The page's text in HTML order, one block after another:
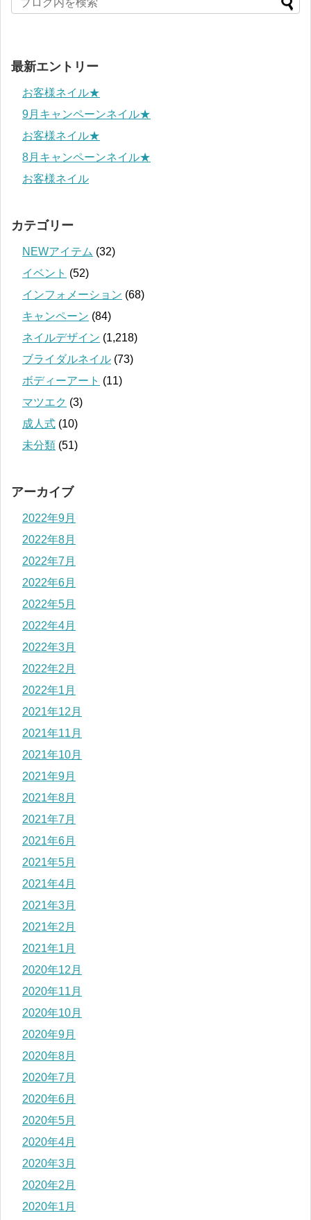
最新エントリー
お客様ネイル★
9月キャンペーンネイル★
お客様ネイル★
8月キャンペーンネイル★
お客様ネイル
カテゴリー
NEWアイテム (32)
イベント (52)
インフォメーション (68)
キャンペーン (84)
ネイルデザイン (1,218)
ブライダルネイル (73)
ボディーアート (11)
マツエク (3)
成人式 (10)
未分類 (51)
アーカイブ
2022年9月
2022年8月
2022年7月
2022年6月
2022年5月
2022年4月
2022年3月
2022年2月
2022年1月
2021年12月
2021年11月
2021年10月
2021年9月
2021年8月
2021年7月
2021年6月
2021年5月
2021年4月
2021年3月
2021年2月
2021年1月
2020年12月
2020年11月
2020年10月
2020年9月
2020年8月
2020年7月
2020年6月
2020年5月
2020年4月
2020年3月
2020年2月
2020年1月